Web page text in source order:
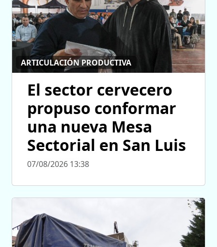
ARTICULACIÓN PRODUCTIVA
El sector cervecero
propuso conformar
una nueva Mesa
Sectorial en San Luis
07/08/2026 13:38